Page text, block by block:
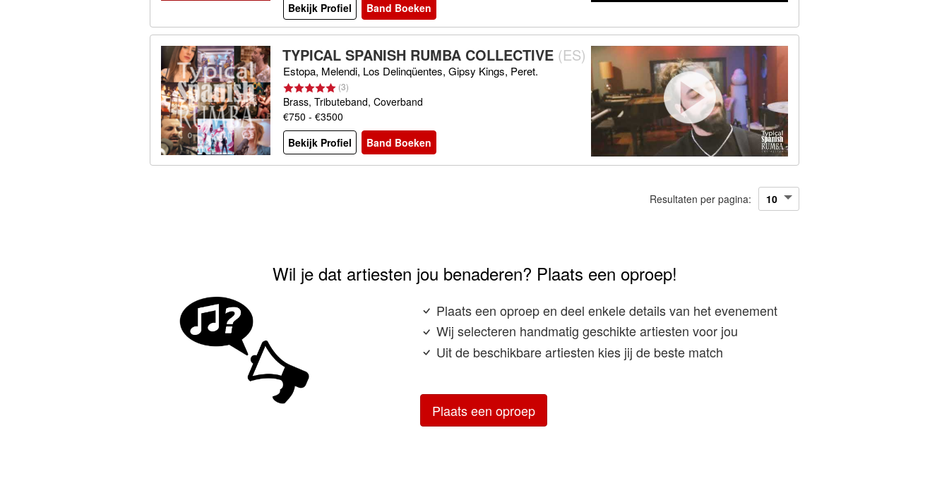
Bekijk Profiel
Band Boeken
TYPICAL SPANISH RUMBA COLLECTIVE (ES)
Estopa, Melendi, Los Delinqüentes, Gipsy Kings, Peret.
(3)
Brass, Tributeband, Coverband
€750 - €3500
Bekijk Profiel
Band Boeken
Resultaten per pagina:
Wil je dat artiesten jou benaderen? Plaats een oproep!
Plaats een oproep en deel enkele details van het evenement
Wij selecteren handmatig geschikte artiesten voor jou
Uit de beschikbare artiesten kies jij de beste match
Plaats een oproep